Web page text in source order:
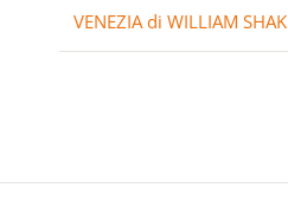
VENEZIA di WILLIAM